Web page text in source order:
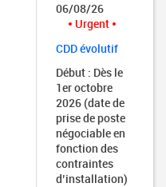
06/08/26
Urgent
CDD évolutif
Début : Dès le
1er octobre
2026 (date de
prise de poste
négociable en
fonction des
contraintes
d’installation)